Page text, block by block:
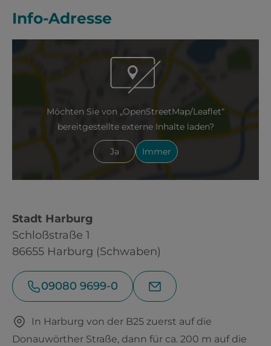
Info-Adresse
Möchten Sie von „OpenStreetMap/Leaflet“
bereitgestellte externe Inhalte laden?
Ja Immer
Stadt Harburg
Schloßstraße 1
86655 Harburg (Schwaben)
09080 9699-0
In Harburg von der B25 zuerst auf die
Donauwörther Straße, dann für ca. 200 m auf die